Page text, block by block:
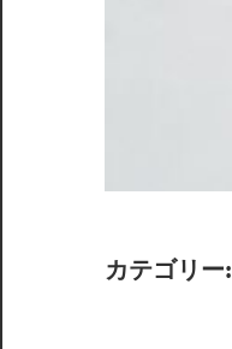
カテゴリー: